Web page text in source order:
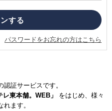
パスワードをお忘れの方はこちら
認証サービスです。
レ東本舗。WEB」 をはじめ、様々
ます。